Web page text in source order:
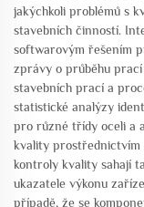
jakýchkoli problémů s
stavebních činností.
softwarovým řešením
zprávy o průběhu
stavebních prací a
statistické analýzy
pro různé třídy oceli a
kvality prostřednictvím
kontroly kvality sahají
ukazatele výkonu
případě, že se